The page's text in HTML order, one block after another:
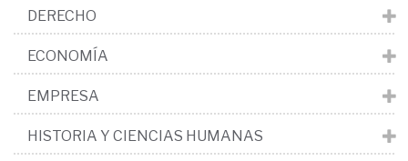
DERECHO
ECONOMÍA
EMPRESA
HISTORIA Y CIENCIAS HUMANAS